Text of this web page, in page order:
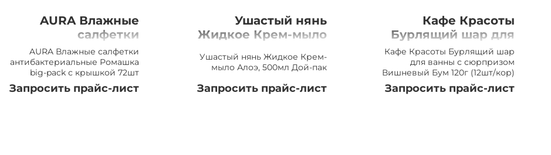
AURA Влажные
салфетки
антибактериальные
Ромашка big-pack с
крышкой, 72шт
AURA Влажные салфетки
антибактериальные Ромашка
big-pack с крышкой 72шт
Запросить прайс-лист
Ушастый нянь
Жидкое Крем-мыло
Ушастый нянь Жидкое Крем-
мыло Алоэ, 500мл Дой-пак
Запросить прайс-лист
Кафе Красоты
Бурлящий шар для
ванны с сюрпризом
Вишневый Бум 120г
(12шт/кор)
Кафе Красоты Бурлящий шар
для ванны с сюрпризом
Вишневый Бум 120г (12шт/кор)
Запросить прайс-лист